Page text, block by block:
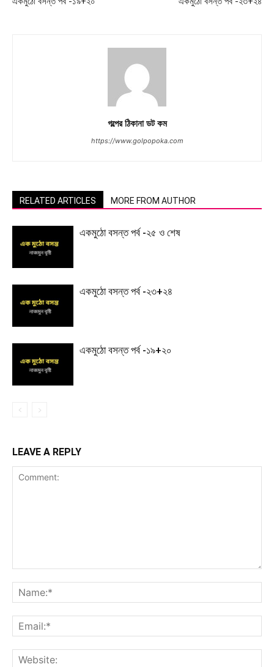
গল্পের ঠিকানা ডট কম
https://www.golpopoka.com
RELATED ARTICLES MORE FROM AUTHOR
একমুঠো বসন্ত পর্ব -২৫ ও শেষ
একমুঠো বসন্ত পর্ব -২৩+২৪
একমুঠো বসন্ত পর্ব -১৯+২০
LEAVE A REPLY